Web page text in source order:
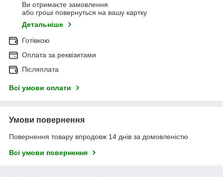
Ви отримаєте замовлення
або гроші повернуться на вашу картку
Детальніше
Готівкою
Оплата за реквізитами
Післяплата
Всі умови оплати
Умови повернення
Повернення товару впродовж 14 днів за домовленістю
Всі умови повернення